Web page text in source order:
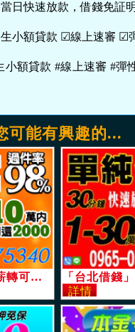
日快速放款，借錢免証明
小額貸款 ☑線上速審 ☑
小額貸款 #線上速審 #彈
可能有興趣的...
「台北借錢」無薪轉可辦理，代償高利，高過件率，20萬內月還5000起，10萬內月還2000起「即樂貸」